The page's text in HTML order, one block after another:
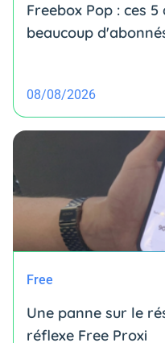
Freebox Pop : ces
beaucoup
08/08/2026
Free
Une panne sur le
réflexe Free Proxi